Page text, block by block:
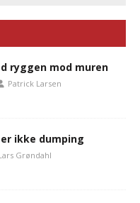
ryggen mod muren
Patrick Larsen
ikke dumping
Grøndahl